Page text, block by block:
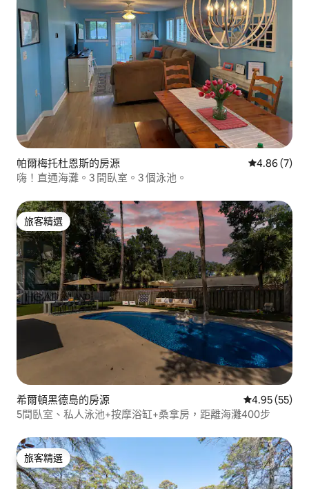
帕爾梅托杜恩斯的房源 從 7 則評價
4.86 (7)
嗨！直通海灘。3 間臥室。3 個泳池。
旅客精選
旅客精選
希爾頓黑德島的房源 從 55 則評價
4.95 (55)
5間臥室、私人泳池+按摩浴缸+桑拿房，距離海灘400步
旅客精選
旅客精選